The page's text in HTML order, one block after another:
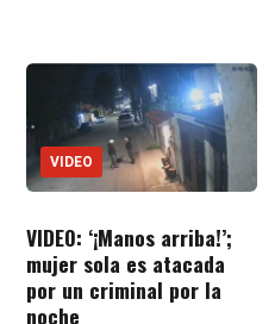
VIDEO
VIDEO: ‘¡Manos arriba!’;
mujer sola es atacada
por un criminal por la
noche